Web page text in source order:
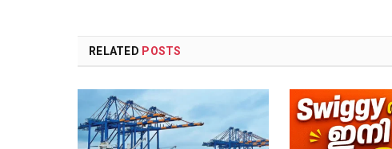
RELATED POSTS